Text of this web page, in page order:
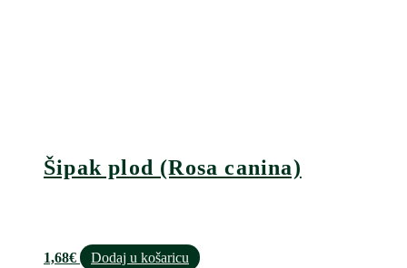
Šipak plod (Rosa canina)
1,68€ Dodaj u košaricu